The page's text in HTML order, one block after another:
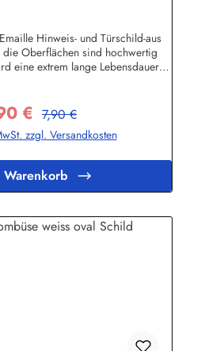
Hinweis- und Türschild-aus
die Oberflächen sind hochwertig
eine extrem lange Lebensdauer
lose angezogen werden, weil sonst
kann-Die Emailleschilder können
werdenHier geht's zu den
Bini Inh. Eda
1a22457
€ Regulärer Preis:
7,90 €
zzgl. Versandkosten